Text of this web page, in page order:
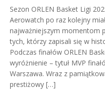
Sezon ORLEN Basket Ligi
Aerowatch po raz kolejny
najważniejszym momentom
tych, którzy zapisali się w
Podczas finałów ORLEN
wyróżnienie – tytuł MVP
Warszawa. Wraz z
prestiżowy […]